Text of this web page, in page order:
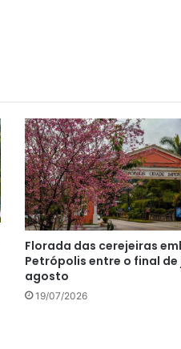
Florada das cerejeiras
Petrópolis entre o final de
agosto
19/07/2026